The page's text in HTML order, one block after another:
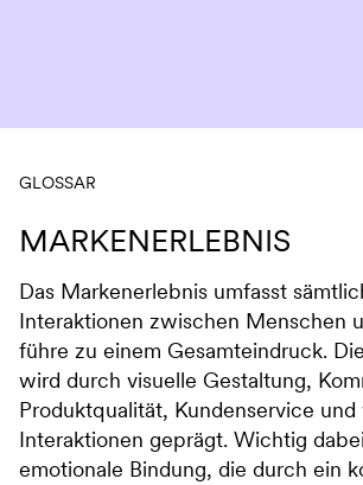
GLOSSAR
MARKENERLEBNIS
Das Markenerlebnis umfasst
Interaktionen zwischen Menschen
führe zu einem Gesamteindruck.
wird durch visuelle Gestaltung,
Produktqualität, Kundenservice
Interaktionen geprägt. Wichtig
emotionale Bindung, die durch ein